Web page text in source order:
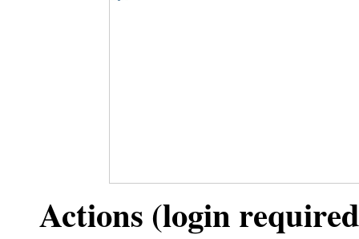
Actions (login